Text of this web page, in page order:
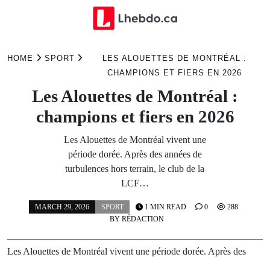
HOME SPORT
LES ALOUETTES DE MONTRÉAL :
CHAMPIONS ET FIERS EN 2026
Les Alouettes de Montréal :
champions et fiers en 2026
Les Alouettes de Montréal vivent une
période dorée. Après des années de
turbulences hors terrain, le club de la
LCF…
MARCH 29, 2026
SPORT
BY RÉDACTION
1 MIN READ 0 288
Les Alouettes de Montréal vivent une période dorée. Après des